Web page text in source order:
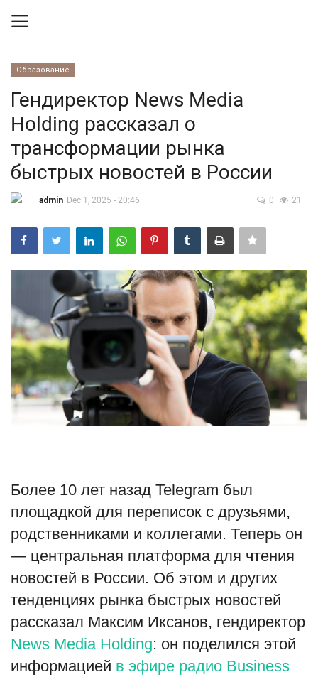
Контакты
Правила размещения
Политика
Экономика
Технологии
Спорт
Туризм
Недвижимость
Образование
Шоу-бизнес
В мире
Россия
Язык
English Русский
Образование
Гендиректор News Media
Holding рассказал о
трансформации рынка
быстрых новостей в России
admin Dec 1, 2025 - 20:46 0 21
Более 10 лет назад Telegram был
площадкой для переписок с друзьями,
родственниками и коллегами. Теперь он
— центральная платформа для чтения
новостей в России. Об этом и других
тенденциях рынка быстрых новостей
рассказал Максим Иксанов, гендиректор
News Media Holding: он поделился этой
информацией в эфире радио Business